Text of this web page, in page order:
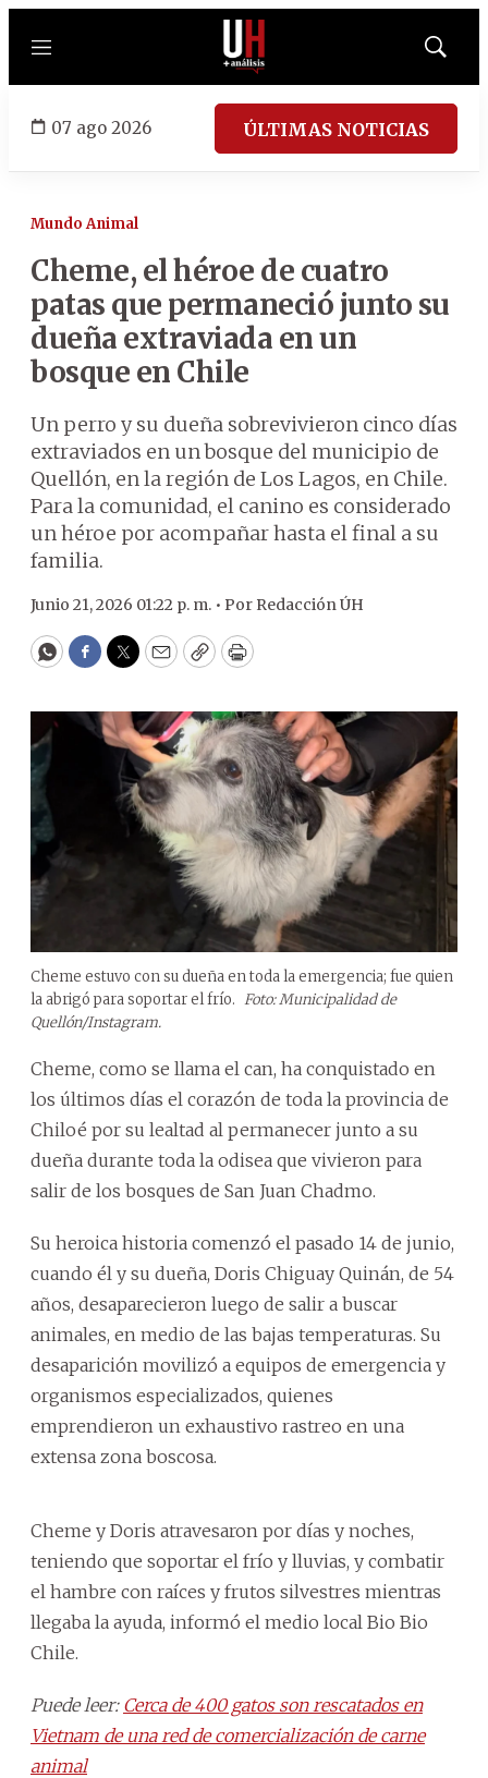
Menú
Mostrar
07 ago 2026 ÚLTIMAS NOTICIAS
Mundo Animal
Cheme, el héroe de cuatro
patas que permaneció junto su
dueña extraviada en un
bosque en Chile
Un perro y su dueña sobrevivieron cinco días
extraviados en un bosque del municipio de
Quellón, en la región de Los Lagos, en Chile.
Para la comunidad, el canino es considerado
un héroe por acompañar hasta el final a su
familia.
Junio 21, 2026 01:22 p. m. • Por Redacción ÚH
WhatsApp
Facebook
Twitter
EmailCopyPrint
Cheme estuvo con su dueña en toda la emergencia; fue quien
la abrigó para soportar el frío. Foto: Municipalidad de
Quellón/Instagram.
Cheme, como se llama el can, ha conquistado en
los últimos días el corazón de toda la provincia de
Chiloé por su lealtad al permanecer junto a su
dueña durante toda la odisea que vivieron para
salir de los bosques de San Juan Chadmo.
Su heroica historia comenzó el pasado 14 de junio,
cuando él y su dueña, Doris Chiguay Quinán, de 54
años, desaparecieron luego de salir a buscar
animales, en medio de las bajas temperaturas. Su
desaparición movilizó a equipos de emergencia y
organismos especializados, quienes
emprendieron un exhaustivo rastreo en una
extensa zona boscosa.
Cheme y Doris atravesaron por días y noches,
teniendo que soportar el frío y lluvias, y combatir
el hambre con raíces y frutos silvestres mientras
llegaba la ayuda, informó el medio local Bio Bio
Chile.
Puede leer: Cerca de 400 gatos son rescatados en
Vietnam de una red de comercialización de carne
animal